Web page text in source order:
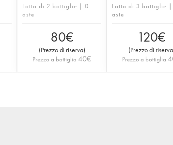
Lotto di 2 bottiglie | 0
aste
80€
(Prezzo di riserva)
Prezzo a bottiglia 40€
Lotto di 3 bottiglie
aste
120€
(Prezzo di riserva
Prezzo a bottiglia